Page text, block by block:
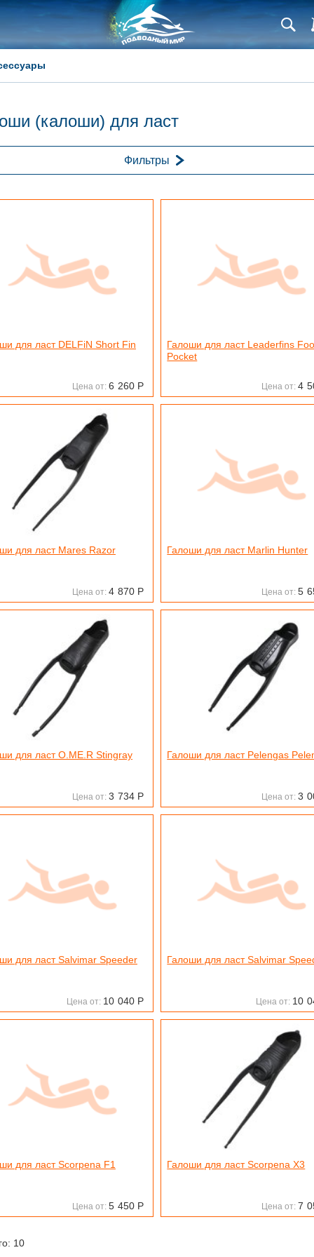
(калоши) для ласт
Фильтры
для ласт DELFiN Short Fin
Цена от: 6 260 Р
Галоши для ласт Leaderfins
Pocket
Цена от: 4
для ласт Mares Razor
Цена от: 4 870 Р
Галоши для ласт Marlin Hunter
Цена от: 5
для ласт O.ME.R Stingray
Цена от: 3 734 Р
Галоши для ласт Pelengas
Цена от: 3
для ласт Salvimar Speeder
Цена от: 10 040 Р
Галоши для ласт Salvimar
Цена от: 10
для ласт Scorpena F1
Цена от: 5 450 Р
Галоши для ласт Scorpena X3
Цена от: 7
10